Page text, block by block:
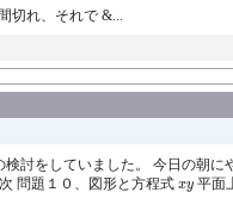
切れ、それで &...
討をしていました。 今日の朝
問題１０、図形と方程式 xy
xy 平面